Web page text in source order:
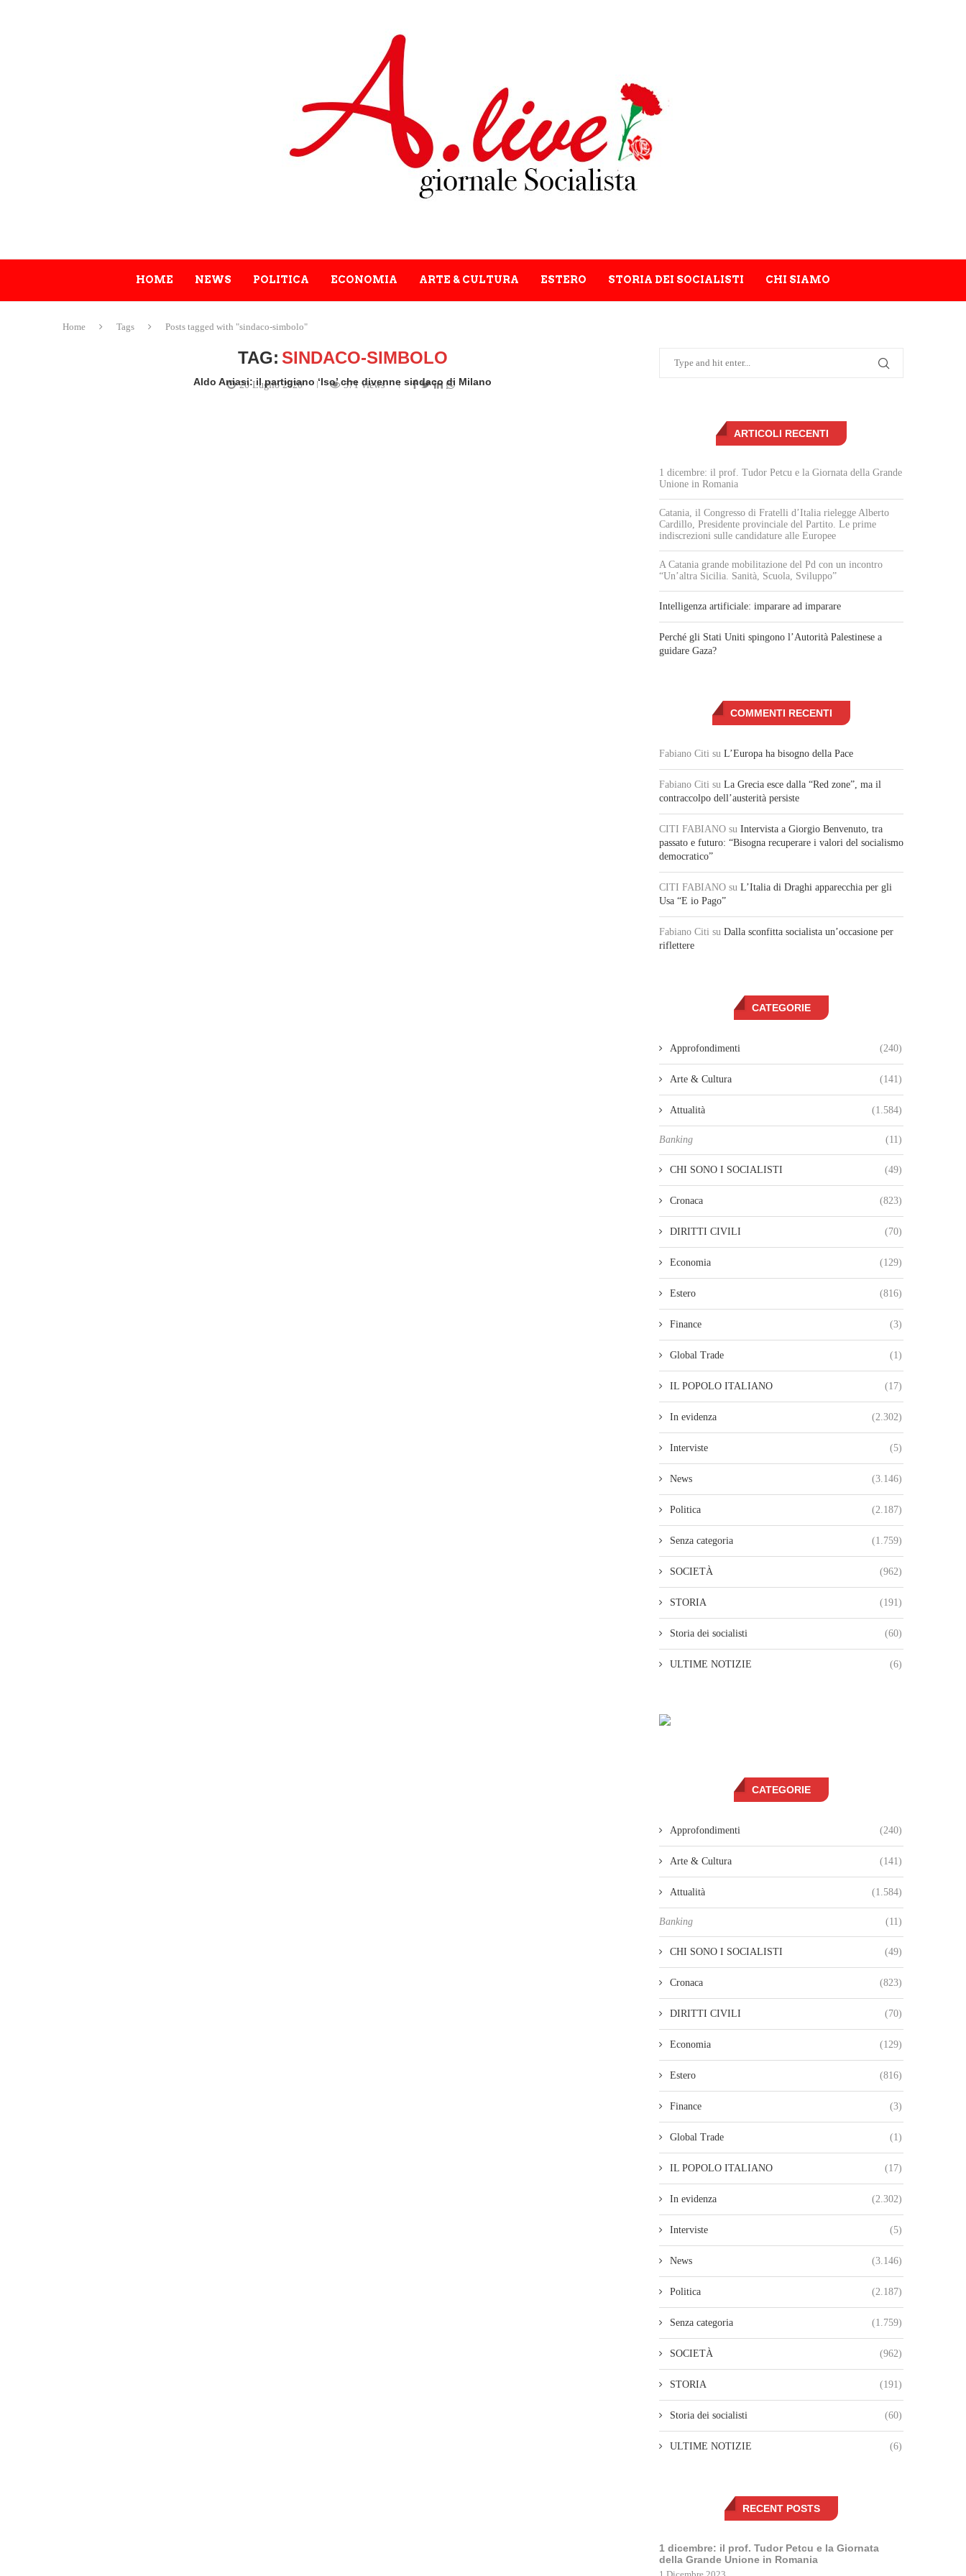
HOME NEWS POLITICA ECONOMIA ARTE & CULTURA ESTERO STORIA DEI SOCIALISTI CHI SIAMO
Home Tags Posts tagged with "sindaco-simbolo"
TAG: SINDACO-SIMBOLO
Aldo Aniasi: il partigiano ‘Iso’ che divenne sindaco di Milano
20 Luglio 2020 371 views
ARTICOLI RECENTI
1 dicembre: il prof. Tudor Petcu e la Giornata della Grande
Unione in Romania
Catania, il Congresso di Fratelli d’Italia rielegge Alberto
Cardillo, Presidente provinciale del Partito. Le prime
indiscrezioni sulle candidature alle Europee
A Catania grande mobilitazione del Pd con un incontro
“Un’altra Sicilia. Sanità, Scuola, Sviluppo”
Intelligenza artificiale: imparare ad imparare
Perché gli Stati Uniti spingono l’Autorità Palestinese a
guidare Gaza?
COMMENTI RECENTI
Fabiano Citi su L’Europa ha bisogno della Pace
Fabiano Citi su La Grecia esce dalla “Red zone”, ma il
contraccolpo dell’austerità persiste
CITI FABIANO su Intervista a Giorgio Benvenuto, tra
passato e futuro: “Bisogna recuperare i valori del socialismo
democratico”
CITI FABIANO su L’Italia di Draghi apparecchia per gli
Usa “E io Pago”
Fabiano Citi su Dalla sconfitta socialista un’occasione per
riflettere
CATEGORIE
Approfondimenti (240)
Arte & Cultura (141)
Attualità (1.584)
Banking (11)
CHI SONO I SOCIALISTI (49)
Cronaca (823)
DIRITTI CIVILI (70)
Economia (129)
Estero (816)
Finance (3)
Global Trade (1)
IL POPOLO ITALIANO (17)
In evidenza (2.302)
Interviste (5)
News (3.146)
Politica (2.187)
Senza categoria (1.759)
SOCIETÀ (962)
STORIA (191)
Storia dei socialisti (60)
ULTIME NOTIZIE (6)
CATEGORIE
Approfondimenti (240)
Arte & Cultura (141)
Attualità (1.584)
Banking (11)
CHI SONO I SOCIALISTI (49)
Cronaca (823)
DIRITTI CIVILI (70)
Economia (129)
Estero (816)
Finance (3)
Global Trade (1)
IL POPOLO ITALIANO (17)
In evidenza (2.302)
Interviste (5)
News (3.146)
Politica (2.187)
Senza categoria (1.759)
SOCIETÀ (962)
STORIA (191)
Storia dei socialisti (60)
ULTIME NOTIZIE (6)
RECENT POSTS
1 dicembre: il prof. Tudor Petcu e la Giornata
della Grande Unione in Romania